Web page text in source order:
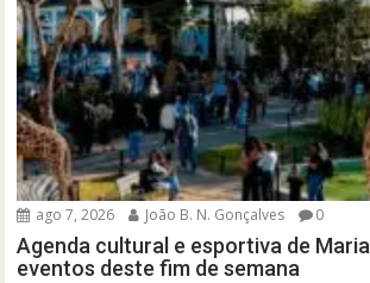
ago 7, 2026 João B. N. Gonçalves 0
Agenda cultural e esportiva de
eventos deste fim de semana